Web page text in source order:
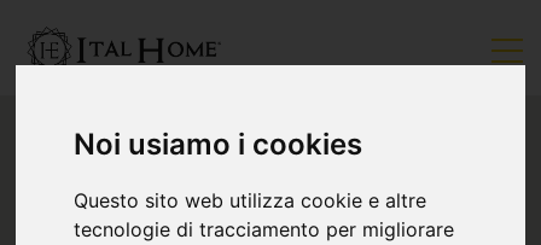
Noi usiamo i cookies
Questo sito web utilizza cookie e altre
tecnologie di tracciamento per migliorare